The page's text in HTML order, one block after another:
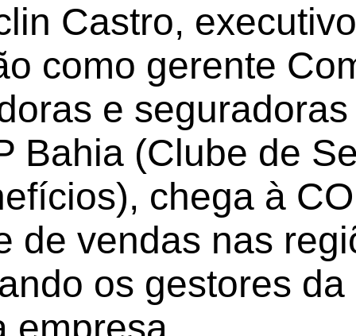
Castro,
como gerente
e
Bahia (Clube de
chega à
de vendas nas
os gestores